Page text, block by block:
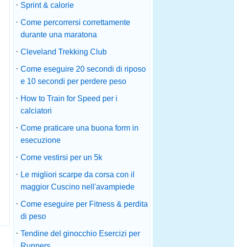
· Sprint & calorie
· Come percorrersi correttamente
durante una maratona
· Cleveland Trekking Club
· Come eseguire 20 secondi di riposo
e 10 secondi per perdere peso
· How to Train for Speed ​​per i
calciatori
· Come praticare una buona form in
esecuzione
· Come vestirsi per un 5k
· Le migliori scarpe da corsa con il
maggior Cuscino nell'avampiede
· Come eseguire per Fitness & perdita
di peso
· Tendine del ginocchio Esercizi per